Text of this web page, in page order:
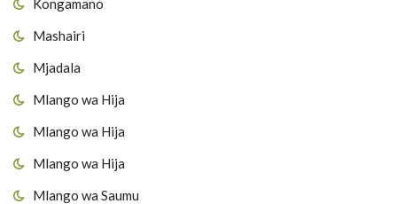
Kongamano
Mashairi
Mjadala
Mlango wa Hija
Mlango wa Hija
Mlango wa Hija
Mlango wa Saumu